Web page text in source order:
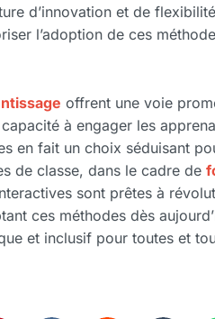
d’innovation et de
l’adoption de ces
offrent une voie
à engager les
en fait un choix séduisant
de classe, dans le cadre de
sont prêtes à
ces méthodes dès
et inclusif pour toutes et